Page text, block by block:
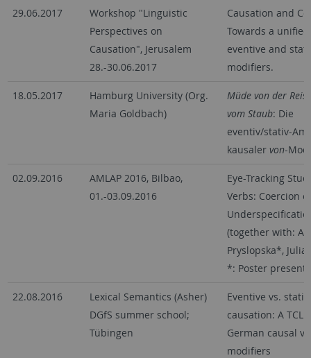
29.06.2017
Workshop "Linguistic
Perspectives on
Causation", Jerusalem
28.-30.06.2017
Causation and
Towards a
eventive and
modifiers.
18.05.2017
Hamburg University (Org.
Maria Goldbach)
Müde von der Reise
vom Staub: Die
eventiv/stativ-
kausaler von-
02.09.2016
AMLAP 2016, Bilbao,
01.-03.09.2016
Eye-Tracking
Verbs: Coercion
(together with:
Pryslopska*, Julia
*: Poster
22.08.2016
Lexical Semantics (Asher)
DGfS summer school;
Tübingen
Eventive vs.
causation: A TCL
German causal
modifiers